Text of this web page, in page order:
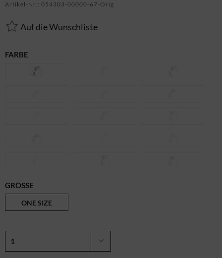
Artikel-Nr.: 054303-00000-67-Orig
Auf die Wunschliste
FARBE
GRÖSSE
ONE SIZE